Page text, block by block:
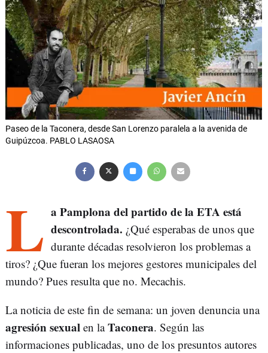
Paseo de la Taconera, desde San Lorenzo paralela a la avenida de
Guipúzcoa. PABLO LASAOSA
L a Pamplona del partido de la ETA está
descontrolada. ¿Qué esperabas de unos que
durante décadas resolvieron los problemas a
tiros? ¿Que fueran los mejores gestores municipales del
mundo? Pues resulta que no. Mecachis.
La noticia de este fin de semana: un joven denuncia una
agresión sexual en laTaconera. Según las
informaciones publicadas, uno de los presuntos autores